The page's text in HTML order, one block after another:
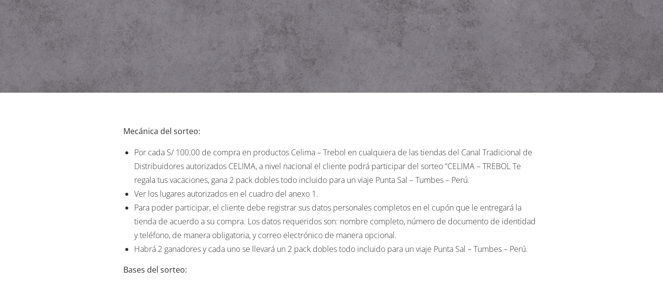
Por cada S/ 100.00 de compra en productos Celima – Trebol en cualquiera de las tiendas del Canal Tradicional de
Distribuidores autorizados CELIMA, a nivel nacional el cliente podrá participar del sorteo “CELIMA – TREBOL Te
regala tus vacaciones, gana 2 pack dobles todo incluido para un viaje Punta Sal – Tumbes – Perú.
Ver los lugares autorizados en el cuadro del anexo 1.
Para poder participar, el cliente debe registrar sus datos personales completos en el cupón que le entregará la
tienda de acuerdo a su compra. Los datos requeridos son: nombre completo, número de documento de identidad
y teléfono, de manera obligatoria, y correo electrónico de manera opcional.
Habrá 2 ganadores y cada uno se llevará un 2 pack dobles todo incluido para un viaje Punta Sal – Tumbes – Perú.
Bases del sorteo:
Participan todas aquellas compras que se realicen a partir del lunes 22 de agosto de 2022 al 11 de noviembre de